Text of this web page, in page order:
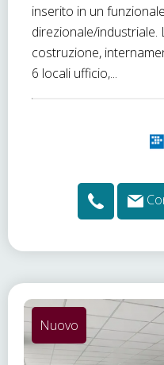
inserito in un
direzionale/industriale.
costruzione,
6 locali ufficio,...
Nuovo